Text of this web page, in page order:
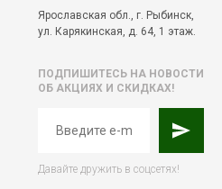
Ярославская обл., г. Рыбинск,
ул. Карякинская, д. 64, 1 этаж.
ПОДПИШИТЕСЬ НА НОВОСТИ
ОБ АКЦИЯХ И СКИДКАХ!
Давайте дружить в соцсетях!